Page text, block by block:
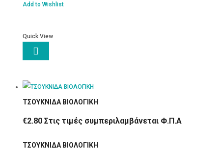
Add to Wishlist
Quick View

ΤΣΟΥΚΝΙΔΑ ΒΙΟΛΟΓΙΚΗ
€2.80 Στις τιμές συμπεριλαμβάνεται Φ.Π.Α
ΤΣΟΥΚΝΙΔΑ ΒΙΟΛΟΓΙΚΗ